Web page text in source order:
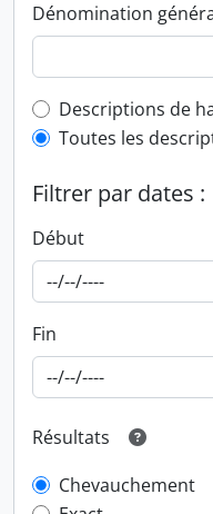
Dénomination
Top-level
Descriptions de
Toutes les
Filtrer par dates :
Début
Fin
Résultats
Chevauchement